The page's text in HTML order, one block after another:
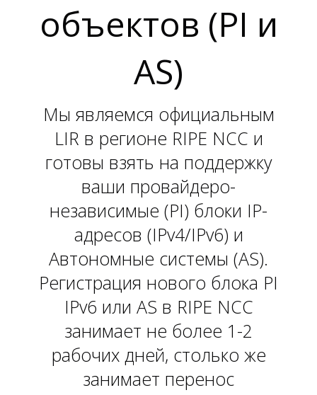
L
объектов (PI и
AS)
Мы являемся официальным
LIR в регионе RIPE NCC и
готовы взять на поддержку
ваши провайдеро-
независимые (PI) блоки IP-
адресов (IPv4/IPv6) и
Автономные системы (AS).
Регистрация нового блока PI
IPv6 или AS в RIPE NCC
занимает не более 1-2
рабочих дней, столько же
занимает перенос